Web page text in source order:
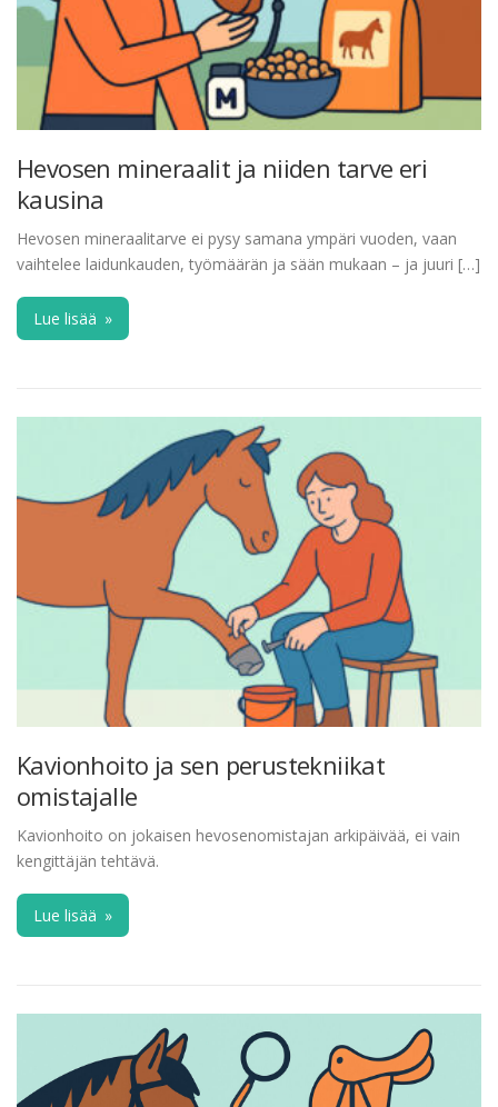
Hevosen mineraalit ja niiden tarve eri
kausina
Hevosen mineraalitarve ei pysy samana ympäri vuoden, vaan
vaihtelee laidunkauden, työmäärän ja sään mukaan – ja juuri […]
Lue lisää »
Kavionhoito ja sen perustekniikat
omistajalle
Kavionhoito on jokaisen hevosenomistajan arkipäivää, ei vain
kengittäjän tehtävä.
Lue lisää »